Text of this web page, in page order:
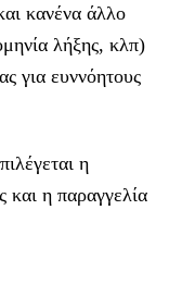
κανένα άλλο
λήξης, κλπ)
για ευννόητους
η
η παραγγελία